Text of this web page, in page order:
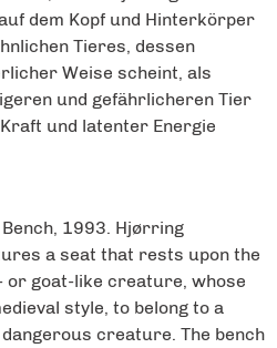
dem Kopf und Hinterkörper
Tieres, dessen
Weise scheint, als
und gefährlicheren Tier
und latenter Energie
1993. Hjørring
a seat that rests upon the
or goat-like creature, whose
style, to belong to a
creature. The bench